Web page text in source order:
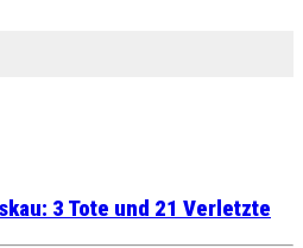
3 Tote und 21 Verletzte